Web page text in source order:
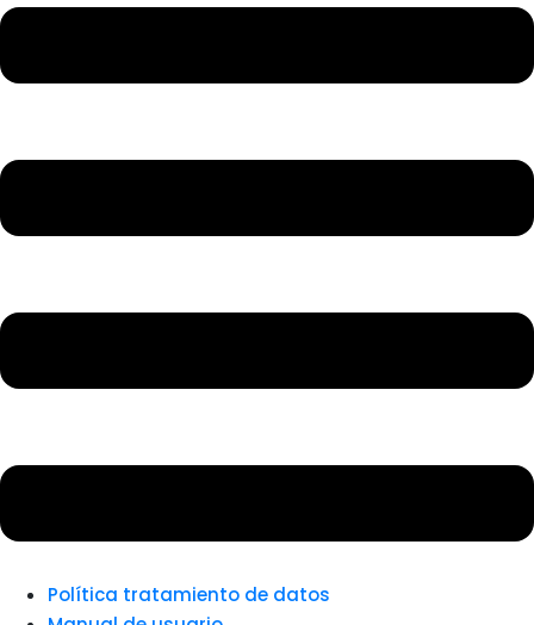
Política tratamiento de datos